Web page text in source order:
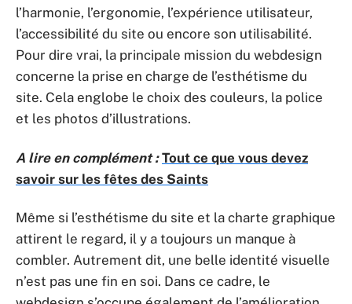
l’harmonie, l’ergonomie, l’expérience utilisateur,
l’accessibilité du site ou encore son utilisabilité.
Pour dire vrai, la principale mission du webdesign
concerne la prise en charge de l’esthétisme du
site. Cela englobe le choix des couleurs, la police
et les photos d’illustrations.
A lire en complément : Tout ce que vous devez
savoir sur les fêtes des Saints
Même si l’esthétisme du site et la charte graphique
attirent le regard, il y a toujours un manque à
combler. Autrement dit, une belle identité visuelle
n’est pas une fin en soi. Dans ce cadre, le